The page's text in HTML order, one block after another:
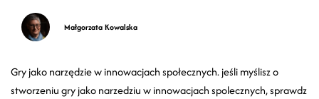
Małgorzata Kowalska
Gry jako narzędzie w innowacjach społecznych. jeśli myślisz o
stworzeniu gry jako narzedziu w innowacjach spolecznych, sprawdz